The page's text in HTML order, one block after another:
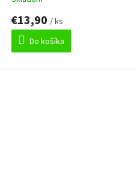
produktu
5,0
5
€13,90 / ks
Do košíka